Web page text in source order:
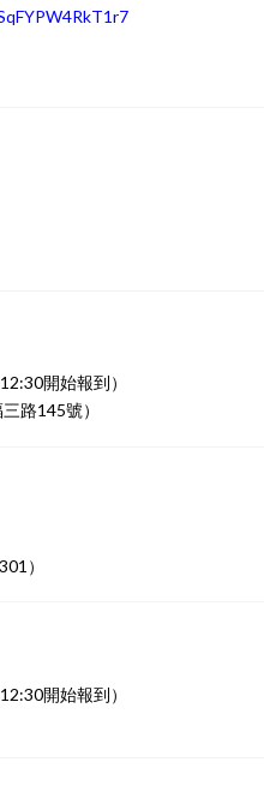
開始報到）
路145號）
）
開始報到）